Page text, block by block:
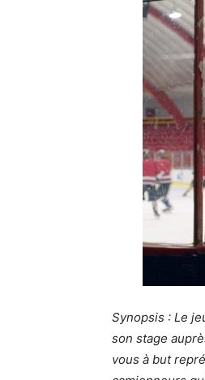
Synopsis : Le
son stage
vous à but